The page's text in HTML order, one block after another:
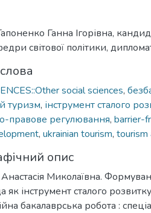
Ганна Ігорівна,
світової політики,
social sciences,
туризм, інструмент сталого
правове регулювання, barrier-
, ukrainian tourism, tourism
опис
Миколаївна.
інструмент сталого
бакалаврська робота :